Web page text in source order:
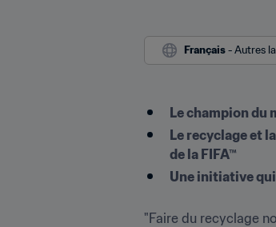
Français - Autres
Le champion du
Le recyclage et
de la FIFA™
Une initiative qui
"Faire du recyclage